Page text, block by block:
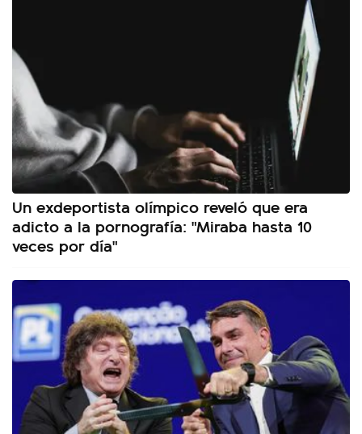
Un exdeportista olímpico reveló que era
adicto a la pornografía: "Miraba hasta 10
veces por día"